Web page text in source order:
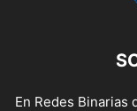
En Redes Binarias